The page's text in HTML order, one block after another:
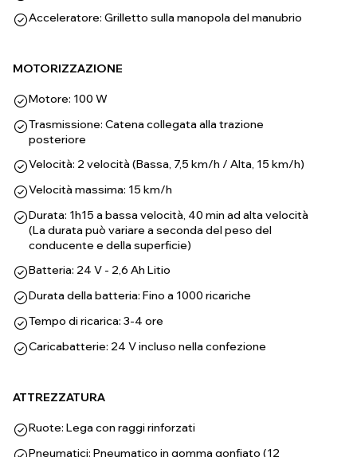
Acceleratore: Grilletto sulla manopola del manubrio
MOTORIZZAZIONE
Motore: 100 W
Trasmissione: Catena collegata alla trazione
posteriore
Velocità: 2 velocità (Bassa, 7,5 km/h / Alta, 15 km/h)
Velocità massima: 15 km/h
Durata: 1h15 a bassa velocità, 40 min ad alta velocità
(La durata può variare a seconda del peso del
conducente e della superficie)
Batteria: 24 V - 2,6 Ah Litio
Durata della batteria: Fino a 1000 ricariche
Tempo di ricarica: 3-4 ore
Caricabatterie: 24 V incluso nella confezione
ATTREZZATURA
Ruote: Lega con raggi rinforzati
Pneumatici: Pneumatico in gomma gonfiato (12